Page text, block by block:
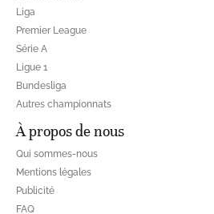
Liga
Premier League
Série A
Ligue 1
Bundesliga
Autres championnats
À propos de nous
Qui sommes-nous
Mentions légales
Publicité
FAQ